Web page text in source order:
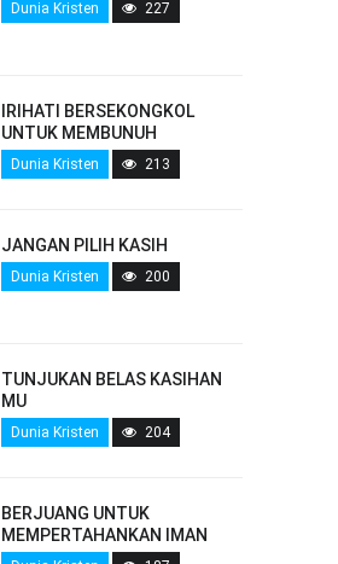
Dunia Kristen 227
IRIHATI BERSEKONGKOL
UNTUK MEMBUNUH
Dunia Kristen 213
JANGAN PILIH KASIH
Dunia Kristen 200
TUNJUKAN BELAS KASIHAN
MU
Dunia Kristen 204
BERJUANG UNTUK
MEMPERTAHANKAN IMAN